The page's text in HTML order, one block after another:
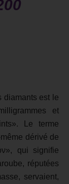
diamants est le
et
Le terme
dérivé de
qui signifie
réputées
servaient,